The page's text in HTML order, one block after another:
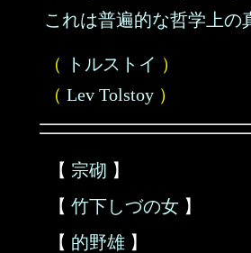
これは普遍的な哲学上の
（ トルストイ ）
（ Lev Tolstoy ）
【 宗砌 】
【 竹下しづの女 】
【 的野雄 】